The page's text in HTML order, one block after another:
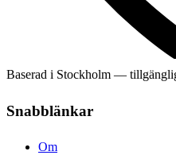
Baserad i Stockholm —
Snabblänkar
Om